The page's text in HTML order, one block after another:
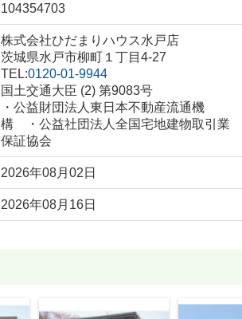
104354703
株式会社ひだまりハウス水戸店
茨城県水戸市柳町１丁目4-27
TEL:0120-01-9944
国土交通大臣 (2) 第9083号
・公益財団法人東日本不動産流通機
構 ・公益社団法人全国宅地建物取引業
保証協会
2026年08月02日
2026年08月16日